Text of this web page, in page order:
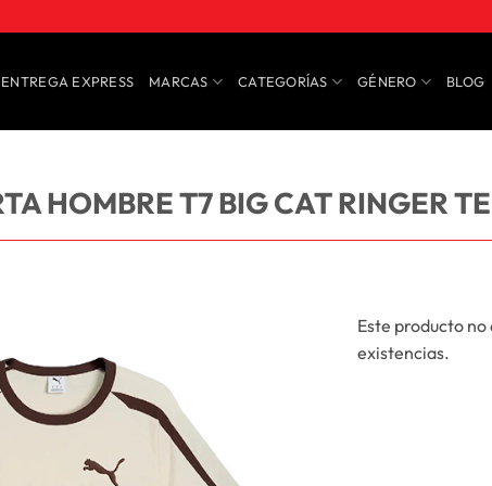
ENTREGA EXPRESS MARCAS CATEGORÍAS GÉNERO BLOG
HOMBRE T7 BIG CAT RINGER
Este producto
existencias.